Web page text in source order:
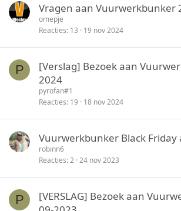
Vragen aan Vuurwerkbunker
omepje
Reacties 13 19 nov 2024
P
[Verslag] Bezoek aan
2024
pyrofan#1
Reacties 19 18 nov 2024
Vuurwerkbunker Black Friday
robinn6
Reacties 2 24 nov 2023
P
[VERSLAG] Bezoek aan